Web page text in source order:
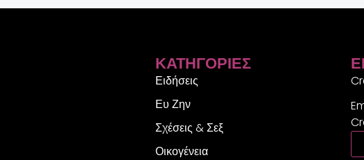
ΚΑΤΗΓΟΡΊΕΣ
Ειδήσεις
Ευ Ζην
Σχέσεις & Σεξ
Οικογένεια